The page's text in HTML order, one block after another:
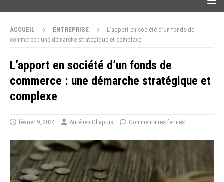
ACCUEIL ENTREPRISE
L’apport en société d’un fonds de
commerce : une démarche stratégique et complexe
L’apport en société d’un fonds de
commerce : une démarche stratégique et
complexe
février 9, 2024 Aurélien Chapuis Commentaires fermés